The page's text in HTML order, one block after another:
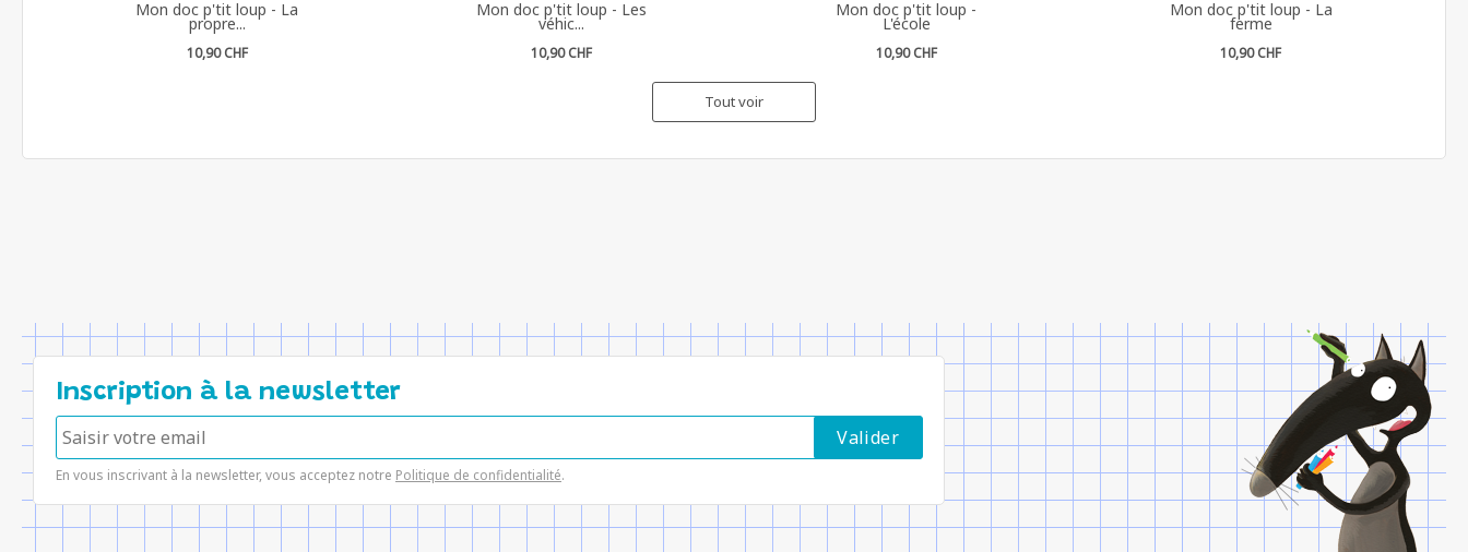
Mon doc p'tit loup - La
propre...
10,90 CHF
Mon doc p'tit loup - Les
véhic...
10,90 CHF
Mon doc p'tit loup -
L'école
10,90 CHF
Mon doc p'tit loup - La
ferme
10,90 CHF
Tout voir
Inscription à la newsletter
En vous inscrivant à la newsletter, vous acceptez notre Politique de confidentialité.